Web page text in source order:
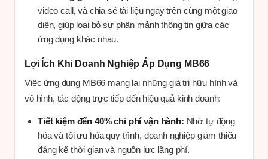
video call, và chia sẻ tài liệu ngay trên cùng một giao
diện, giúp loại bỏ sự phân mảnh thông tin giữa các
ứng dụng khác nhau.
Lợi Ích Khi Doanh Nghiệp Áp Dụng MB66
Việc ứng dụng MB66 mang lại những giá trị hữu hình và
vô hình, tác động trực tiếp đến hiệu quả kinh doanh:
Tiết kiệm đến 40% chi phí vận hành: Nhờ tự động
hóa và tối ưu hóa quy trình, doanh nghiệp giảm thiểu
đáng kể thời gian và nguồn lực lãng phí.